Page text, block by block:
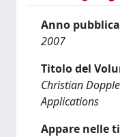
Anno
2007
Titolo del
Christian
Applications
Appare nelle